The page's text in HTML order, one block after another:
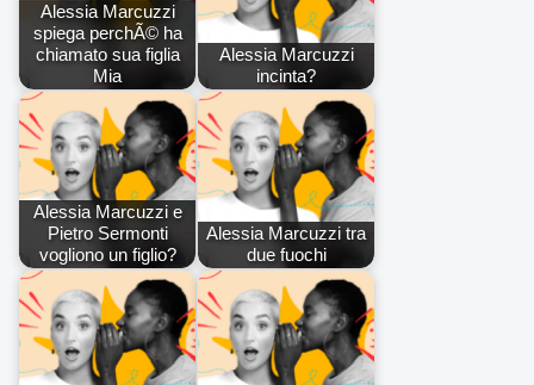
Alessia Marcuzzi
spiega perchÃ© ha
chiamato sua figlia
Mia
Alessia Marcuzzi
incinta?
Alessia Marcuzzi e
Pietro Sermonti
vogliono un figlio?
Alessia Marcuzzi tra
due fuochi